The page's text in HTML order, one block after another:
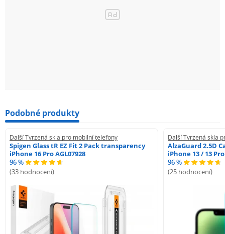
Podobné produkty
Další Tvrzená skla pro mobilní telefony
Spigen Glass tR EZ Fit 2 Pack transparency
iPhone 16 Pro AGL07928
96 %
(33 hodnocení)
Další Tvrzená skla
AlzaGuard 2.5D
iPhone 13 / 13 Pro
96 %
(25 hodnocení)